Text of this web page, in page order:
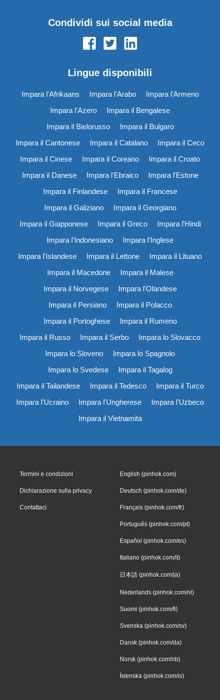
Condividi sui social media
Lingue disponibili
Impara l'Afrikaans Impara l'Arabo
Impara l'Armeno
Impara l'Azero
Impara il Bengalese
Impara il Bielorusso
Impara il Bulgaro
Impara il Cantonese
Impara il Catalano
Impara il Ceco
Impara il Cinese
Impara il Coreano
Impara il Croato
Impara il Danese
Impara l'Ebraico
Impara l'Estone
Impara il Finlandese
Impara il Francese
Impara il Galiziano
Impara il Georgiano
Impara il Giapponese
Impara il Greco
Impara l'Hindi
Impara l'Indonesiano
Impara l'Inglese
Impara l'Islandese
Impara il Lettone
Impara il Lituano
Impara il Macedone
Impara il Malese
Impara il Norvegese
Impara l'Olandese
Impara il Persiano
Impara il Polacco
Impara il Portoghese
Impara il Rumeno
Impara il Russo
Impara il Serbo
Impara lo Slovacco
Impara lo Sloveno
Impara lo Spagnolo
Impara lo Svedese
Impara il Tagalog
Impara il Tailandese
Impara il Tedesco
Impara il Turco
Impara l'Ucraino
Impara l'Ungherese
Impara l'Uzbeco
Impara il Vietnamita
Termini e condizioni
Dichiarazione sulla privacy
Contattaci
English (pinhok.com)
Deutsch (pinhok.com/de)
Français (pinhok.com/fr)
Português (pinhok.com/pt)
Español (pinhok.com/es)
Italiano (pinhok.com/it)
日本語 (pinhok.com/ja)
Nederlands (pinhok.com/nl)
Suomi (pinhok.com/fi)
Svenska (pinhok.com/sv)
Dansk (pinhok.com/da)
Norsk (pinhok.com/nb)
Íslenska (pinhok.com/is)